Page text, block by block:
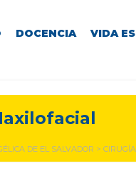
DOCENCIA VIDA
DE EL SALVADOR >